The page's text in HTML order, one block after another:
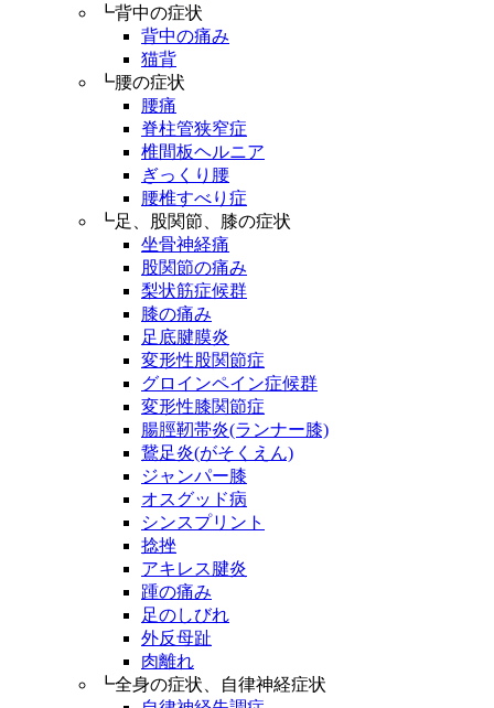
┗背中の症状
背中の痛み
猫背
┗腰の症状
腰痛
脊柱管狭窄症
椎間板ヘルニア
ぎっくり腰
腰椎すべり症
┗足、股関節、膝の症状
坐骨神経痛
股関節の痛み
梨状筋症候群
膝の痛み
足底腱膜炎
変形性股関節症
グロインペイン症候群
変形性膝関節症
腸脛靭帯炎(ランナー膝)
鵞足炎(がそくえん)
ジャンパー膝
オスグッド病
シンスプリント
捻挫
アキレス腱炎
踵の痛み
足のしびれ
外反母趾
肉離れ
┗全身の症状、自律神経症状